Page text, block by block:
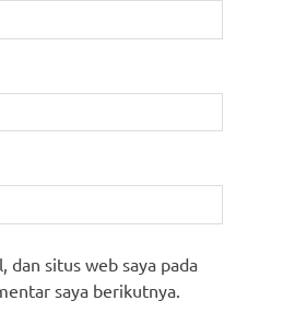
dan situs web saya pada
saya berikutnya.